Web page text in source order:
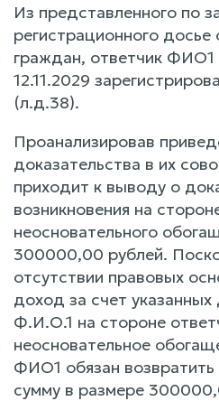
Из представленного по
регистрационного досье
граждан, ответчик ФИО1
12.11.2029
(л.д.38).
Проанализировав
доказательства в их
приходит к выводу о
возникновения на
неосновательного
300000,00 рублей.
отсутствии правовых
доход за счет
Ф.И.О.1 на стороне
неосновательное
ФИО1 обязан
сумму в размере